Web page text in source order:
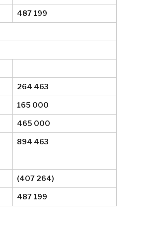
487 199
264 463
165 000
465 000
894 463
(407 264)
487 199